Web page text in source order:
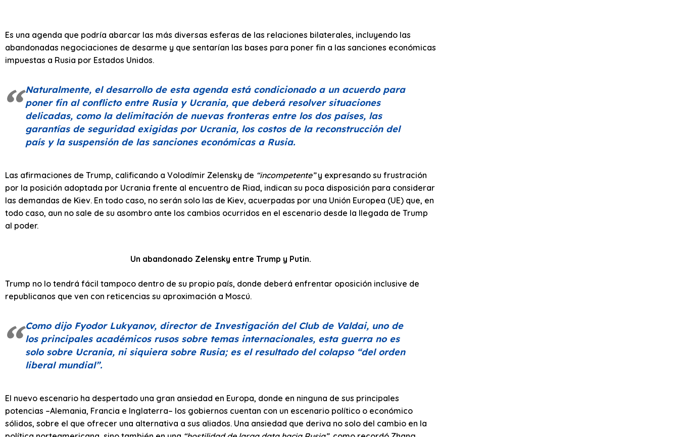
Es una agenda que podría abarcar las más diversas esferas de las relaciones bilaterales, incluyendo las
abandonadas negociaciones de desarme y que sentarían las bases para poner fin a las sanciones económicas
impuestas a Rusia por Estados Unidos.
Naturalmente, el desarrollo de esta agenda está condicionado a un acuerdo para
poner fin al conflicto entre Rusia y Ucrania, que deberá resolver situaciones
delicadas, como la delimitación de nuevas fronteras entre los dos países, las
garantías de seguridad exigidas por Ucrania, los costos de la reconstrucción del
país y la suspensión de las sanciones económicas a Rusia.
Las afirmaciones de Trump, calificando a Volodímir Zelensky de “incompetente”y expresando su frustración
por la posición adoptada por Ucrania frente al encuentro de Riad, indican su poca disposición para considerar
las demandas de Kiev. En todo caso, no serán solo las de Kiev, acuerpadas por una Unión Europea (UE) que, en
todo caso, aun no sale de su asombro ante los cambios ocurridos en el escenario desde la llegada de Trump
al poder.
Un abandonado Zelensky entre Trump y Putin.
Trump no lo tendrá fácil tampoco dentro de su propio país, donde deberá enfrentar oposición inclusive de
republicanos que ven con reticencias su aproximación a Moscú.
Como dijo Fyodor Lukyanov, director de Investigación del Club de Valdai, uno de
los principales académicos rusos sobre temas internacionales, esta guerra no es
solo sobre Ucrania, ni siquiera sobre Rusia; es el resultado del colapso “del orden
liberal mundial”.
El nuevo escenario ha despertado una gran ansiedad en Europa, donde en ninguna de sus principales
potencias –Alemania, Francia e Inglaterra– los gobiernos cuentan con un escenario político o económico
sólidos, sobre el que ofrecer una alternativa a sus aliados. Una ansiedad que deriva no solo del cambio en la